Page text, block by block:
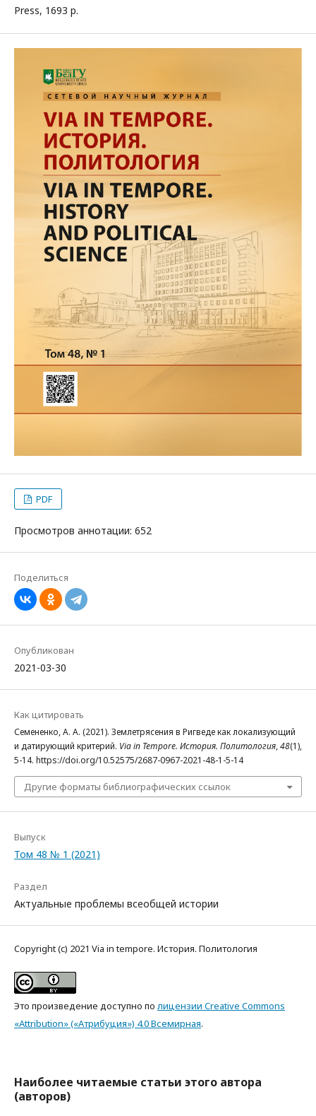
Press, 1693 p.
PDF
Просмотров аннотации: 652
Поделиться
Опубликован
2021-03-30
Как цитировать
Семененко, А. А. (2021). Землетрясения в Ригведе как локализующий
и датирующий критерий. Via in Tempore. История. Политология,48(1),
5-14. https://doi.org/10.52575/2687-0967-2021-48-1-5-14
Другие форматы библиографических ссылок
Выпуск
Том 48 № 1 (2021)
Раздел
Актуальные проблемы всеобщей истории
Copyright (c) 2021 Via in tempore. История. Политология
Это произведение доступно по лицензии Creative Commons
«Attribution» («Атрибуция») 4.0 Всемирная.
Наиболее читаемые статьи этого автора
(авторов)